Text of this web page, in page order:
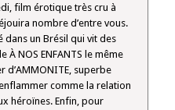
film érotique très cru à
nombre d’entre vous.
dans un Brésil qui vit des
NOS ENFANTS le même
d’AMMONITE, superbe
comme la relation
héroïnes. Enfin, pour